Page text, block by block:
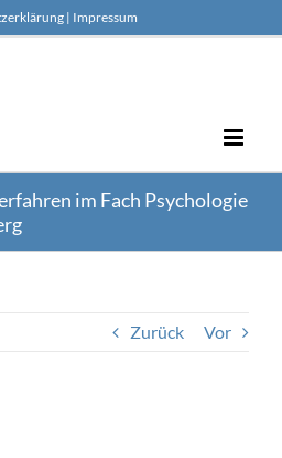
| Impressum
im Fach Psychologie
Zurück Vor